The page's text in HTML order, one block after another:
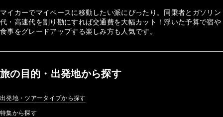
マイカーでマイペースに移動したい派にぴったり。同乗者とガソリン
代・高速代を割り勘にすれば交通費を大幅カット！浮いた予算で宿や
食事をグレードアップする楽しみ方も人気です。
旅の目的・出発地から探す
出発地・ツアータイプから探す
特集から探す